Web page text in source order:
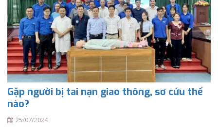
Gặp người bị tai nạn giao thông, sơ cứu thế
nào?
25/07/2024